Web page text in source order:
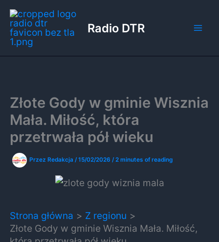
Przejdź
do
treści
Radio DTR
Złote Gody w gminie Wisznia
Mała. Miłość, która
przetrwała pół wieku
Przez Redakcja /15/02/2026 /2 minutes of reading
Strona główna
Z regionu
Złote Gody w gminie Wisznia Mała. Miłość,